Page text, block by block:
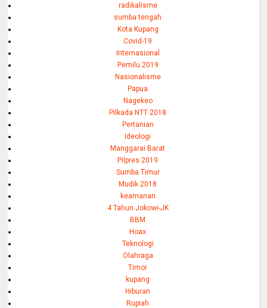
radikalisme
sumba tengah
Kota Kupang
Covid-19
Internasional
Pemilu 2019
Nasionalisme
Papua
Nagekeo
Pilkada NTT 2018
Pertanian
Ideologi
Manggarai Barat
Pilpres 2019
Sumba Timur
Mudik 2018
keamanan
4 Tahun Jokowi-JK
BBM
Hoax
Teknologi
Olahraga
Timor
kupang
Hiburan
Rupiah